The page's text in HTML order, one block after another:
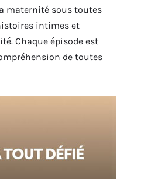
maternité sous toutes
intimes et
Chaque épisode est
de toutes